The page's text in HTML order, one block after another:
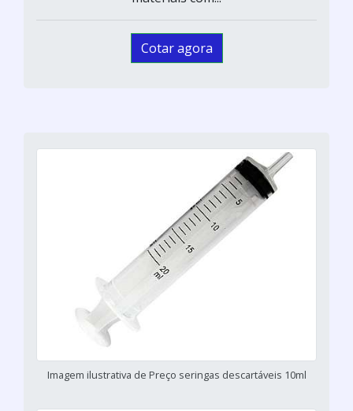
Cotar agora
Imagem ilustrativa de Preço seringas descartáveis 10ml